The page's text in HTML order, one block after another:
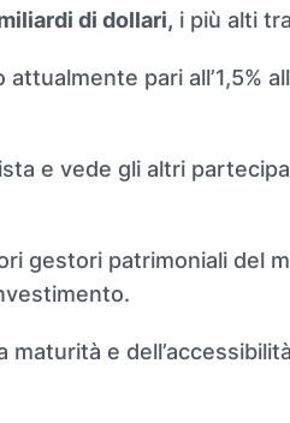
di dollari, i più alti
pari all’1,5%
e vede gli altri
gestori patrimoniali del
e